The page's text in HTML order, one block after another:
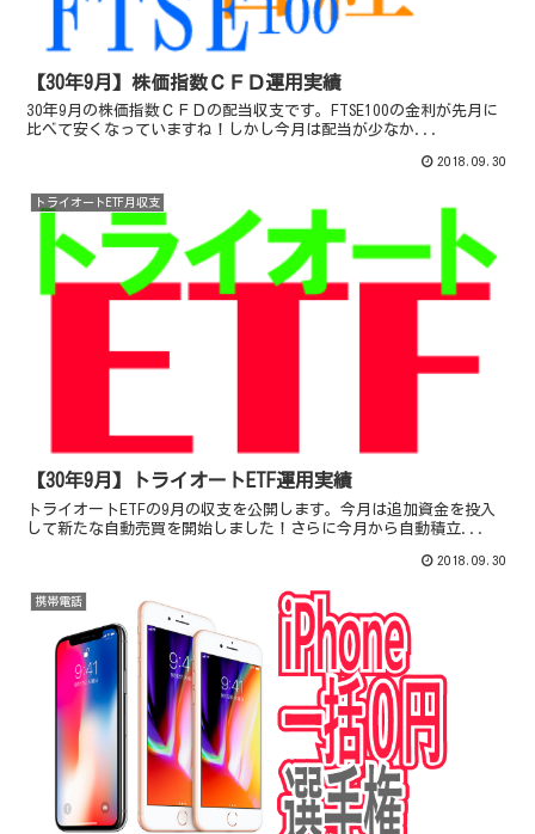
【30年9月】株価指数ＣＦＤ運用実績
30年9月の株価指数ＣＦＤの配当収支です。FTSE100の金利が先月に
比べて安くなっていますね！しかし今月は配当が少なか...
2018.09.30
トライオートETF月収支
【30年9月】トライオートETF運用実績
トライオートETFの9月の収支を公開します。今月は追加資金を投入
して新たな自動売買を開始しました！さらに今月から自動積立...
2018.09.30
携帯電話